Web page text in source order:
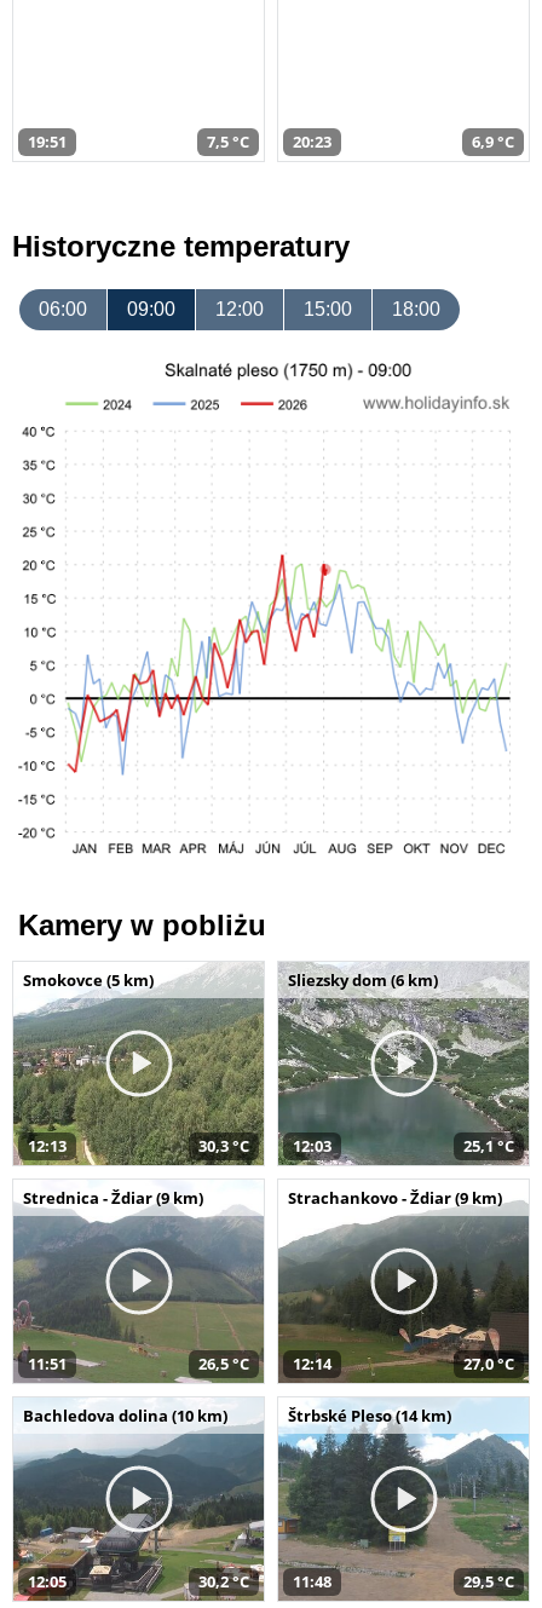
19:51 7,5 °C 20:23 6,9 °C
Historyczne temperatury
06:00 09:00 12:00 15:00 18:00
Kamery w pobliżu
Smokovce (5 km)
12:13 30,3 °C
Sliezsky dom (6 km)
12:03 25,1 °C
Strednica - Ždiar (9 km)
11:51 26,5 °C
Strachankovo - Ždiar (9 km)
12:14 27,0 °C
Bachledova dolina (10 km)
12:05 30,2 °C
Štrbské Pleso (14 km)
11:48 29,5 °C